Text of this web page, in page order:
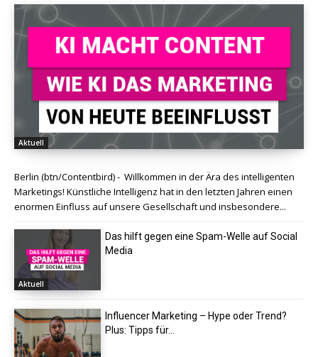
Aktuell
Berlin (btn/Contentbird) - Willkommen in der Ära des intelligenten
Marketings! Künstliche Intelligenz hat in den letzten Jahren einen
enormen Einfluss auf unsere Gesellschaft und insbesondere...
Aktuell
Das hilft gegen eine Spam-Welle auf Social
Media
Influencer Marketing – Hype oder Trend?
Plus: Tipps für...